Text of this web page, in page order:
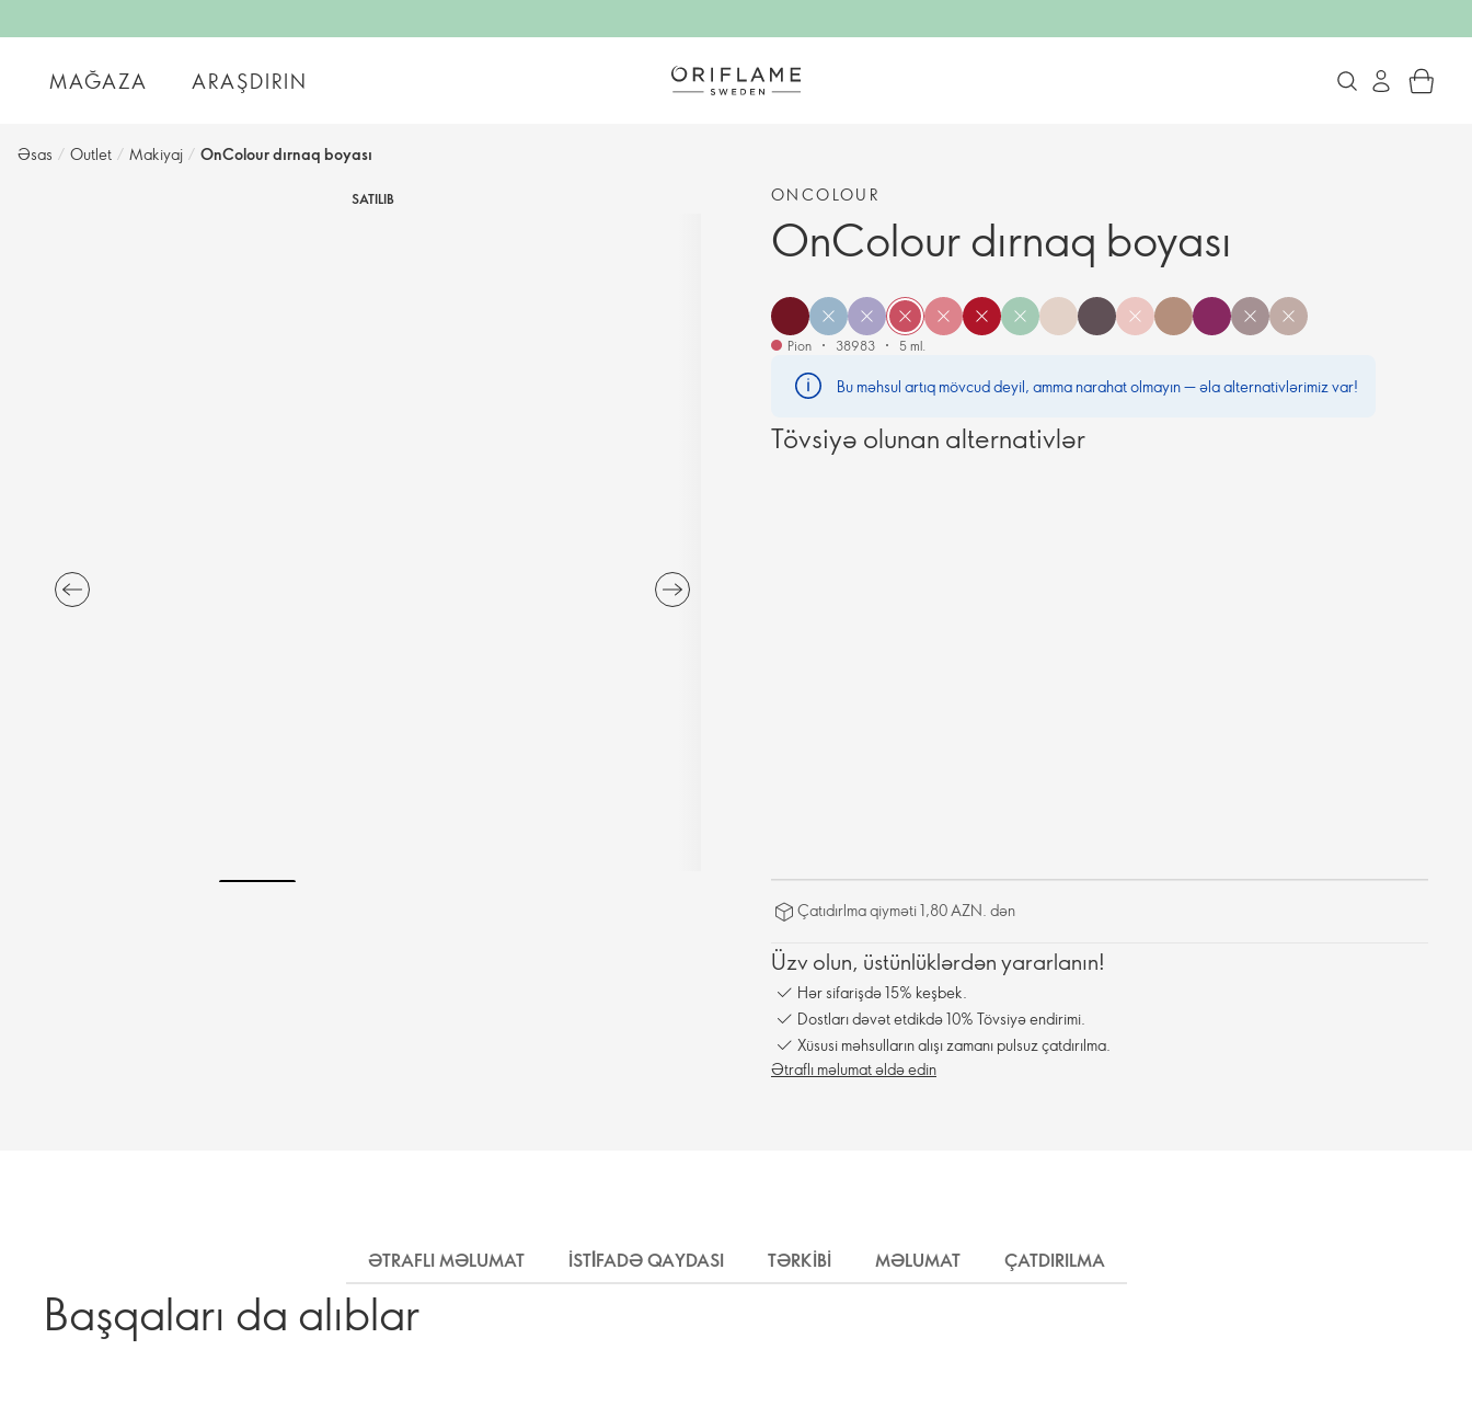
MAĞAZA ARAŞDIRIN
Əsas / Outlet / Makiyaj / OnColour dırnaq boyası
SATILIB ONCOLOUR
OnColour dırnaq boyası
Pion 38983 5 ml.
Bu məhsul artıq mövcud deyil, amma narahat olmayın — əla alternativlərimiz var!
Tövsiyə olunan alternativlər
Çatıdırlma qiyməti 1,80 AZN. dən
Üzv olun, üstünlüklərdən yararlanın!
Hər sifarişdə 15% keşbek.
Dostları dəvət etdikdə 10% Tövsiyə endirimi.
Xüsusi məhsulların alışı zamanı pulsuz çatdırılma.
Ətraflı məlumat əldə edin
ƏTRAFLI MƏLUMAT İSTİFADƏ QAYDASI TƏRKIBI MƏLUMAT ÇATDIRILMA
Başqaları da alıblar